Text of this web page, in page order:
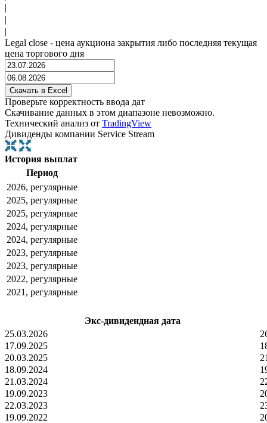
|
|
|
Legal close - цена аукциона закрытия либо последняя текущая
цена торгового дня
Проверьте корректность ввода дат
Скачивание данных в этом диапазоне невозможно.
Технический анализ от TradingView
Дивиденды компании Service Stream
История выплат
Период
2026, регулярные
2025, регулярные
2025, регулярные
2024, регулярные
2024, регулярные
2023, регулярные
2023, регулярные
2022, регулярные
2021, регулярные
Экс-дивидендная дата
25.03.2026
17.09.2025
20.03.2025
18.09.2024
21.03.2024
19.09.2023
22.03.2023
19.09.2022